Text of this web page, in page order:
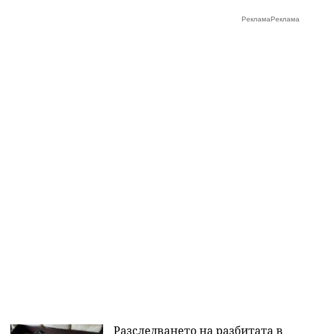
Разследването на разбитата в